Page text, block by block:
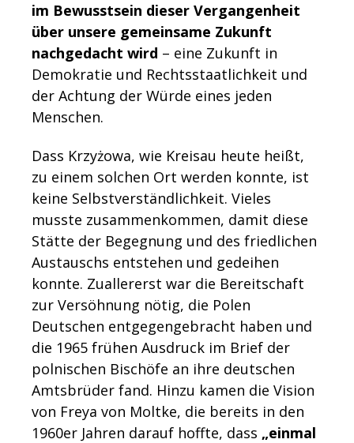
im Bewusstsein dieser Vergangenheit
über unsere gemeinsame Zukunft
nachgedacht wird – eine Zukunft in
Demokratie und Rechtsstaatlichkeit und
der Achtung der Würde eines jeden
Menschen.
Dass Krzyżowa, wie Kreisau heute heißt,
zu einem solchen Ort werden konnte, ist
keine Selbstverständlichkeit. Vieles
musste zusammenkommen, damit diese
Stätte der Begegnung und des friedlichen
Austauschs entstehen und gedeihen
konnte. Zuallererst war die Bereitschaft
zur Versöhnung nötig, die Polen
Deutschen entgegengebracht haben und
die 1965 frühen Ausdruck im Brief der
polnischen Bischöfe an ihre deutschen
Amtsbrüder fand. Hinzu kamen die Vision
von Freya von Moltke, die bereits in den
1960er Jahren darauf hoffte, dass „einmal